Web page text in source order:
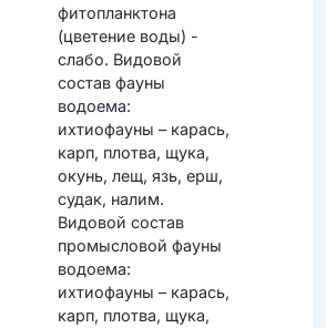
фитопланктона
(цветение воды) -
слабо. Видовой
состав фауны
водоема:
ихтиофауны – карась,
карп, плотва, щука,
окунь, лещ, язь, ерш,
судак, налим.
Видовой состав
промысловой фауны
водоема:
ихтиофауны – карась,
карп, плотва, щука,